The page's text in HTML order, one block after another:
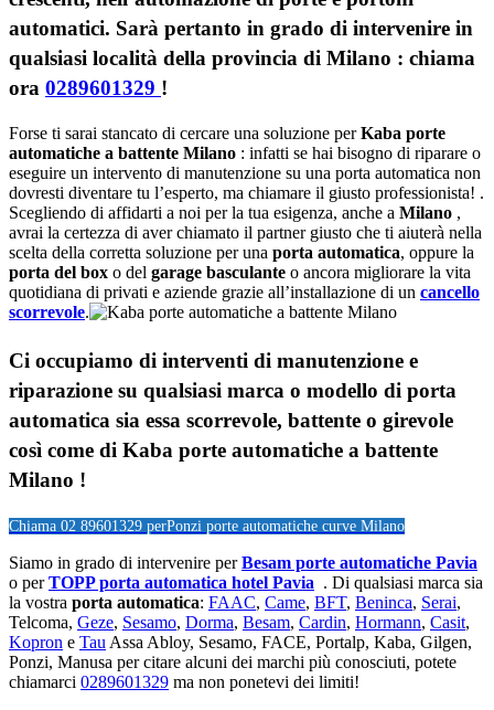
automatici. Sarà pertanto in grado di intervenire in
qualsiasi località della provincia di Milano : chiama
ora 0289601329 !
Forse ti sarai stancato di cercare una soluzione perKaba porte
automatiche a battente Milano : infatti se hai bisogno di riparare o
eseguire un intervento di manutenzione su una porta automatica non
dovresti diventare tu l’esperto, ma chiamare il giusto professionista! .
Scegliendo di affidarti a noi per la tua esigenza, anche a Milano ,
avrai la certezza di aver chiamato il partner giusto che ti aiuterà nella
scelta della corretta soluzione per una porta automatica, oppure la
porta del box o del garage basculante o ancora migliorare la vita
quotidiana di privati e aziende grazie all’installazione di un cancello
scorrevole.
Ci occupiamo di interventi di manutenzione e
riparazione su qualsiasi marca o modello di porta
automatica sia essa scorrevole, battente o girevole
così come di Kaba porte automatiche a battente
Milano !
Chiama 02 89601329 perPonzi porte automatiche curve Milano
Siamo in grado di intervenire perBesam porte automatiche Pavia
o perTOPP porta automatica hotel Pavia . Di qualsiasi marca sia
la vostra porta automatica: FAAC, Came, BFT, Beninca, Serai,
Telcoma, Geze, Sesamo, Dorma, Besam, Cardin, Hormann, Casit,
Kopron e Tau Assa Abloy, Sesamo, FACE, Portalp, Kaba, Gilgen,
Ponzi, Manusa per citare alcuni dei marchi più conosciuti, potete
chiamarci 0289601329 ma non ponetevi dei limiti!